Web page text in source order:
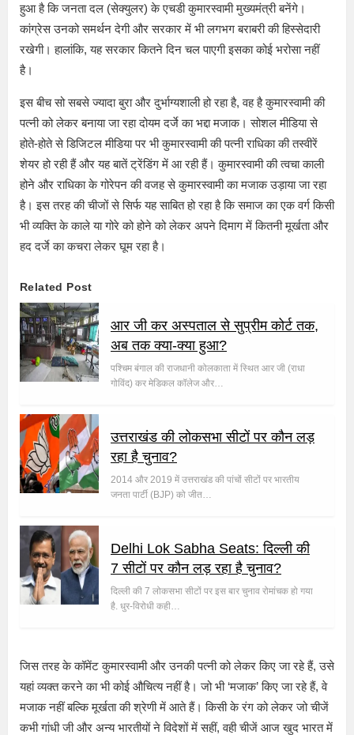
हुआ है कि जनता दल (सेक्युलर) के एचडी कुमारस्वामी मुख्यमंत्री बनेंगे।
कांग्रेस उनको समर्थन देगी और सरकार में भी लगभग बराबरी की हिस्सेदारी
रखेगी। हालांकि, यह सरकार कितने दिन चल पाएगी इसका कोई भरोसा नहीं
है।
इस बीच सो सबसे ज्यादा बुरा और दुर्भाग्यशाली हो रहा है, वह है कुमारस्वामी की
पत्नी को लेकर बनाया जा रहा दोयम दर्जे का भद्दा मजाक। सोशल मीडिया से
होते-होते से डिजिटल मीडिया पर भी कुमारस्वामी की पत्नी राधिका की तस्वीरें
शेयर हो रही हैं और यह बातें ट्रेंडिंग में आ रही हैं। कुमारस्वामी की त्वचा काली
होने और राधिका के गोरेपन की वजह से कुमारस्वामी का मजाक उड़ाया जा रहा
है। इस तरह की चीजों से सिर्फ यह साबित हो रहा है कि समाज का एक वर्ग किसी
भी व्यक्ति के काले या गोरे को होने को लेकर अपने दिमाग में कितनी मूर्खता और
हद दर्जे का कचरा लेकर घूम रहा है।
Related Post
आर जी कर अस्पताल से सुप्रीम कोर्ट तक,
अब तक क्या-क्या हुआ?
पश्चिम बंगाल की राजधानी कोलकाता में स्थित आर जी (राधा
गोविंद) कर मेडिकल कॉलेज और…
उत्तराखंड की लोकसभा सीटों पर कौन लड़
रहा है चुनाव?
2014 और 2019 में उत्तराखंड की पांचों सीटों पर भारतीय
जनता पार्टी (BJP) को जीत…
Delhi Lok Sabha Seats: दिल्ली की
7 सीटों पर कौन लड़ रहा है चुनाव?
दिल्ली की 7 लोकसभा सीटों पर इस बार चुनाव रोमांचक हो गया
है. धुर-विरोधी कही…
जिस तरह के कॉमेंट कुमारस्वामी और उनकी पत्नी को लेकर किए जा रहे हैं, उसे
यहां व्यक्त करने का भी कोई औचित्य नहीं है। जो भी ‘मजाक’ किए जा रहे हैं, वे
मजाक नहीं बल्कि मूर्खता की श्रेणी में आते हैं। किसी के रंग को लेकर जो चीजें
कभी गांधी जी और अन्य भारतीयों ने विदेशों में सहीं, वही चीजें आज खुद भारत में